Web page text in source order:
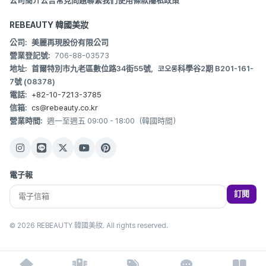
REBEAUTY 韓國美妝
公司: 美麗再現股份有限公司
營業登記號: 706-88-03573
地址: 首爾特別市九老區數位路34街55號，코오롱科學谷2期 B201-161-
7號 (08378)
電話: +82-10-7213-3785
信箱: cs@rebeauty.co.kr
營業時間: 週一至週五 09:00 - 18:00（韓國時間）
電子報
訂閱
© 2026 REBEAUTY 韓國美妝. All rights reserved.